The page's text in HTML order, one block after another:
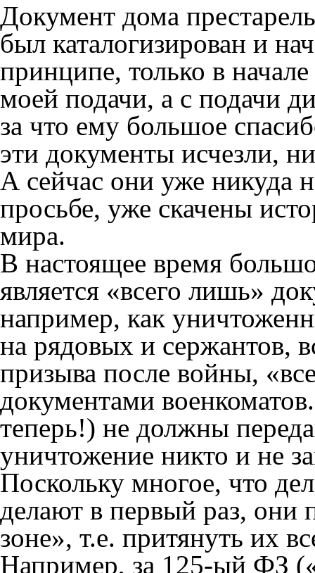
Документ дома
был каталогизирован и
принципе, только в
моей подачи, а с подачи
за что ему большое
эти документы исчезли,
А сейчас они уже никуда
просьбе, уже скачены
мира.
В настоящее время
является «всего лишь»
например, как
на рядовых и сержантов,
призыва после войны,
документами
теперь!) не должны
уничтожение никто и не
Поскольку многое, что
делают в первый раз, они
зоне», т.е. притянуть их
Например, за 125-ый ФЗ